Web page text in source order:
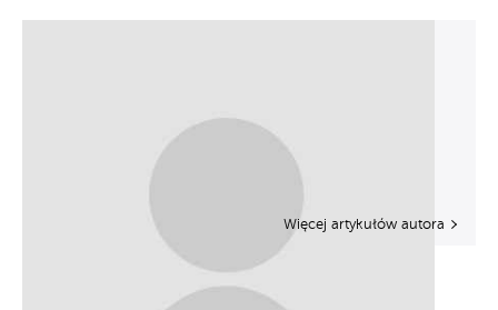
Więcej artykułów autora